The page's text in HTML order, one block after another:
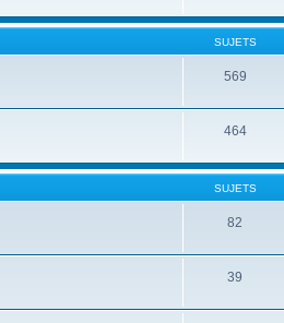
SUJETS
569
464
SUJETS
82
39